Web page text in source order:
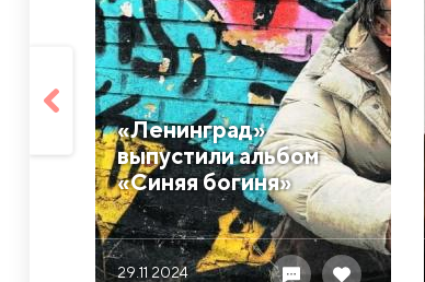
«Ленинград»
выпустили альбом
«Синяя богиня»
29.11 2024